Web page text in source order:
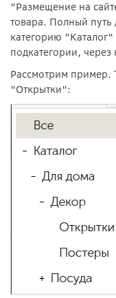
"Размещение на
товара. Полный путь
категорию
подкатегории,
Рассмотрим пример.
"Открытки":